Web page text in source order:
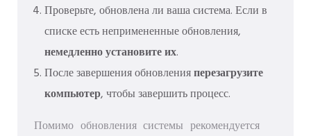
Проверьте, обновлена ​​ли ваша система. Если в
списке есть непримененные обновления,
немедленно установите их.
После завершения обновленияперезагрузите
компьютер, чтобы завершить процесс.
Помимо обновления системы рекомендуется